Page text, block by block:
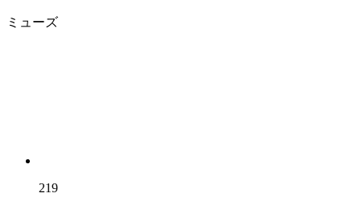
ミューズ
219